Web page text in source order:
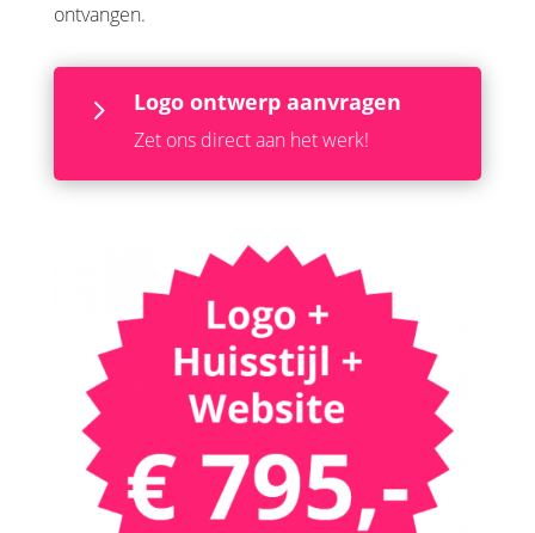
ontvangen.
5 Logo ontwerp aanvragen
Zet ons direct aan het werk!